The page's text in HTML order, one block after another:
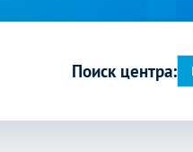
Поиск центра: